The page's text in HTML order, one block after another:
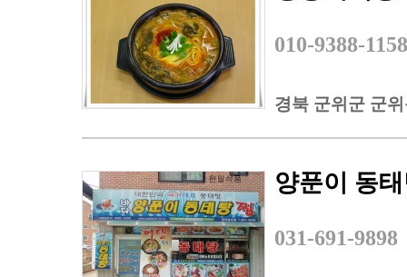
010-9388-1158
경북 군위군 군
양푼이 동
031-691-9898